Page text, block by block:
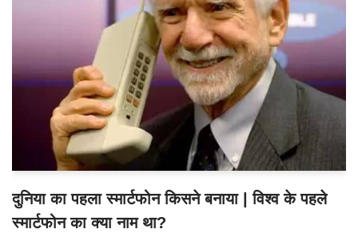
दुनिया का पहला स्मार्टफोन किसने बनाया | विश्व के पहले
स्मार्टफोन का क्या नाम था?